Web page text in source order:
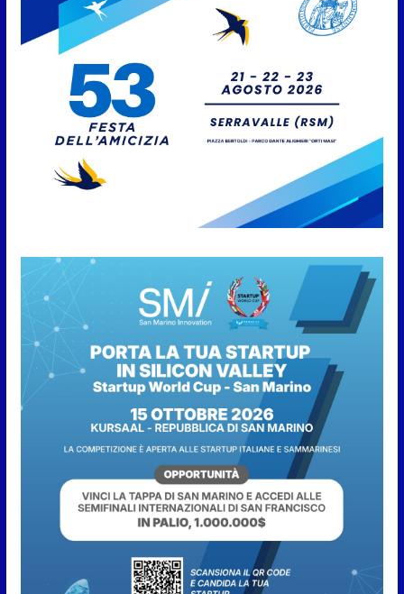
8 Agosto 2026
Live” una serata di
divertimento, arte, buona
cucina e solidarietà, a Faetano.
Con la firma e la regia di